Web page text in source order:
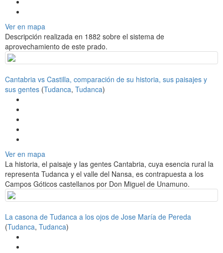
Ver en mapa
Descripción realizada en 1882 sobre el sistema de
aprovechamiento de este prado.
Cantabria vs Castilla, comparación de su historia, sus paisajes y
sus gentes (Tudanca, Tudanca)
Ver en mapa
La historia, el paisaje y las gentes Cantabria, cuya esencia rural la
representa Tudanca y el valle del Nansa, es contrapuesta a los
Campos Góticos castellanos por Don Miguel de Unamuno.
La casona de Tudanca a los ojos de Jose María de Pereda
(Tudanca, Tudanca)